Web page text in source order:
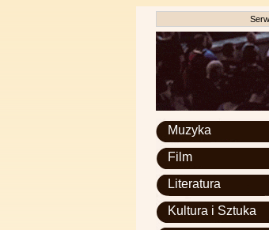
Muzyka
Film
Literatura
Kultura i Sztuka